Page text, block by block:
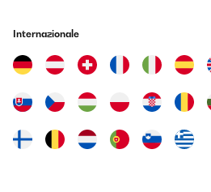
Internazionale